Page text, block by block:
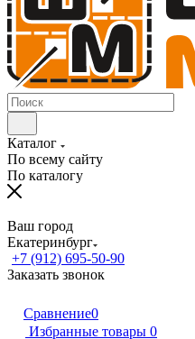
Каталог
По всему сайту
По каталогу
Ваш город
Екатеринбург
+7 (912) 695-50-90
Заказать звонок
Сравнение0
Избранные товары 0